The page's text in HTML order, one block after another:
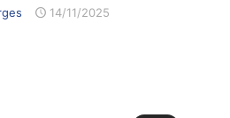
14/11/2025